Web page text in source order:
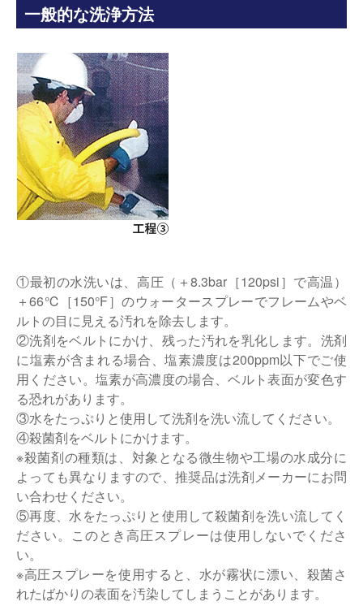
一般的な洗浄方法
①最初の水洗いは、高圧（＋8.3bar［120psi］で高温）
＋66℃［150°F］のウォータースプレーでフレームやベ
ルトの目に見える汚れを除去します。
②洗剤をベルトにかけ、残った汚れを乳化します。洗剤
に塩素が含まれる場合、塩素濃度は200ppm以下でご使
用ください。塩素が高濃度の場合、ベルト表面が変色す
る恐れがあります。
③水をたっぷりと使用して洗剤を洗い流してください。
④殺菌剤をベルトにかけます。
※殺菌剤の種類は、対象となる微生物や工場の水成分に
よっても異なりますので、推奨品は洗剤メーカーにお問
い合わせください。
⑤再度、水をたっぷりと使用して殺菌剤を洗い流してく
ださい。このとき高圧スプレーは使用しないでくださ
い。
※高圧スプレーを使用すると、水が霧状に漂い、殺菌さ
れたばかりの表面を汚染してしまうことがあります。